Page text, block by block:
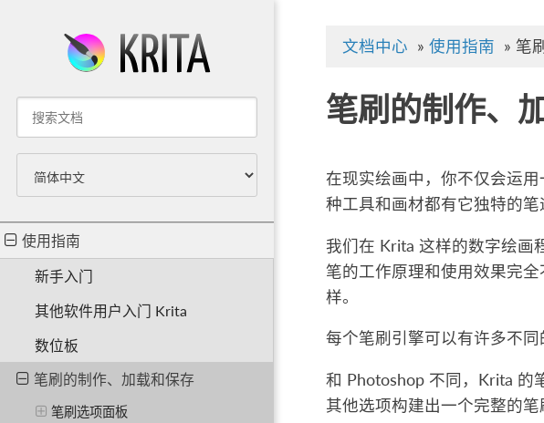
使用指南
新手入门
其他软件用户入门 Krita
数位板
笔刷的制作、加载和保存
笔刷选项面板
文档中心 » 使用指南 » 笔
笔刷的制作、
在现实绘画中，你不仅会运
种工具和画材都有它独特的笔
我们在 Krita 这样的数字绘画
笔的工作原理和使用效果完
样。
每个笔刷引擎可以有许多不同
和 Photoshop 不同，Krita 的
其他选项构建出一个完整的笔